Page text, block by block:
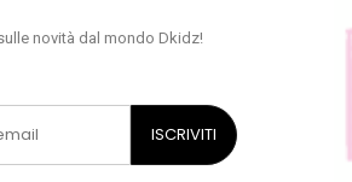
novità dal mondo Dkidz!